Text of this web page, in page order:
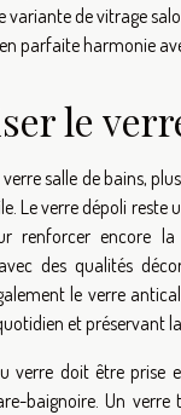
variante de vitrage
parfaite harmonie
le
salle de bains,
Le verre dépoli
renforcer encore
des qualités
le verre
et préservant
verre doit être prise
baignoire. Un